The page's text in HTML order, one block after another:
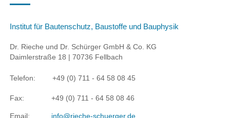
Institut für Bautenschutz, Baustoffe und Bauphysik
Dr. Rieche und Dr. Schürger GmbH & Co. KG
Daimlerstraße 18 | 70736 Fellbach
Telefon: +49 (0) 711 - 64 58 08 45
Fax: +49 (0) 711 - 64 58 08 46
Email: info@rieche-schuerger.de